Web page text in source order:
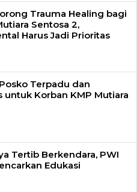
Trauma Healing bagi
Sentosa 2,
Harus Jadi Prioritas
Terpadu dan
untuk Korban KMP Mutiara
Tertib Berkendara, PWI
Edukasi